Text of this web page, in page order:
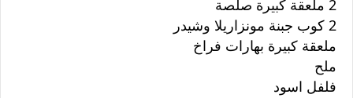
2 ملعقة كبيرة صلصة
2 كوب جبنة مونزاريلا وشيدر
ملعقة كبيرة بهارات فراخ
ملح
فلفل اسود